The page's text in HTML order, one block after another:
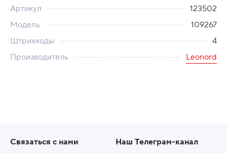
Артикул
123502
Модель
109267
Штрихкоды
4
Производитель
Leonord
Связаться с нами Наш Телеграм-канал